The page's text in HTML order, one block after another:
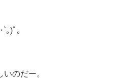
｡)ﾟ｡
のだー。